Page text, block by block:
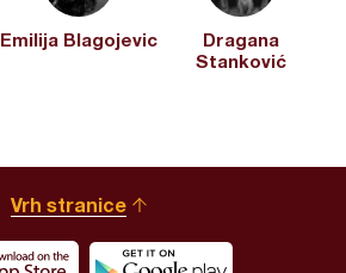
Emilija Blagojevic
Dragana
Stanković
Vrh stranice